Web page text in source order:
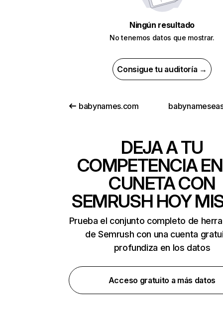
Ningún resultado
No tenemos datos que mostrar.
Consigue tu auditoría →
babynames.com
DEJA A TU
COMPETENCIA
CUNETA CON
SEMRUSH HOY
Prueba el conjunto completo de
de Semrush con una cuenta
profundiza en los datos
Acceso gratuito a más datos